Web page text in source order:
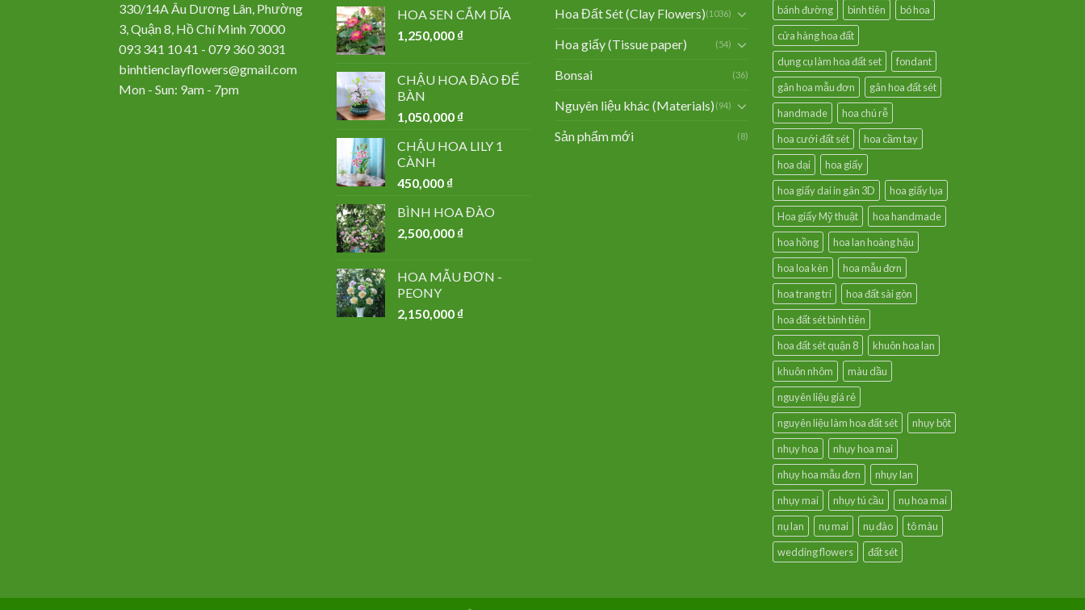
330/14A Âu Dương Lân, Phường
3, Quận 8, Hồ Chí Minh 70000
093 341 10 41 - 079 360 3031
binhtienclayflowers@gmail.com
Mon - Sun: 9am - 7pm
HOA SEN CẮM DĨA
1,250,000 ₫
CHẬU HOA ĐÀO ĐỂ
BÀN
1,050,000 ₫
CHẬU HOA LILY 1
CÀNH
450,000 ₫
BÌNH HOA ĐÀO
2,500,000 ₫
HOA MẪU ĐƠN -
PEONY
2,150,000 ₫
Hoa Đất Sét (Clay Flowers)(1036)
Hoa giấy (Tissue paper) (54)
Bonsai (36)
Nguyên liệu khác (Materials) (94)
Sản phẩm mới (8)
bánh đường bình tiên
bó hoa
cửa hàng hoa đất
dụng cụ làm hoa đất set
fondant
gân hoa mẫu đơn
gân hoa đất sét
handmade
hoa chú rễ
hoa cưới đất sét
hoa cầm tay
hoa dại
hoa giấy
hoa giấy dai in gân 3D
hoa giấy lụa
Hoa giấy Mỹ thuật
hoa handmade
hoa hồng
hoa lan hoàng hậu
hoa loa kèn
hoa mẫu đơn
hoa trang trí
hoa đất sài gòn
hoa đất sét bình tiên
hoa đất sét quận 8
khuôn hoa lan
khuôn nhôm
màu dầu
nguyên liệu giá rẻ
nguyên liệu làm hoa đất sét
nhụy bột
nhụy hoa
nhụy hoa mai
nhụy hoa mẫu đơn
nhụy lan
nhụy mai
nhụy tú cầu
nụ hoa mai
nụ lan
nụ mai nụ đào
tô màu
wedding flowers
đất sét